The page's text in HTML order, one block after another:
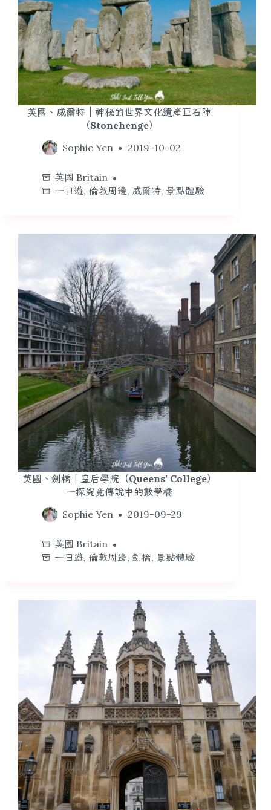
英國、威爾特｜神秘的世界文化遺產巨石陣
（Stonehenge）
Sophie Yen
2019-10-02
英國 Britain
一日遊, 倫敦周邊, 威爾特, 景點體驗
英國、劍橋｜皇后學院（Queens’ College）
一探究竟傳說中的數學橋
Sophie Yen
2019-09-29
英國 Britain
一日遊, 倫敦周邊, 劍橋, 景點體驗